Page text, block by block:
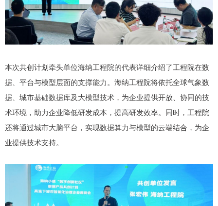
本次共创计划牵头单位海纳工程院的代表详细介绍了工程院在数
据、平台与模型层面的支撑能力。海纳工程院将依托全球气象数
据、城市基础数据库及大模型技术，为企业提供开放、协同的技
术环境，助力企业降低研发成本，提高研发效率。同时，工程院
还将通过城市大脑平台，实现数据算力与模型的云端结合，为企
业提供技术支持。